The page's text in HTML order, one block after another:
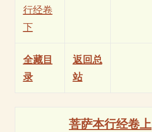
行经卷
下
全藏目
录
返回总
站
菩萨本行经卷上